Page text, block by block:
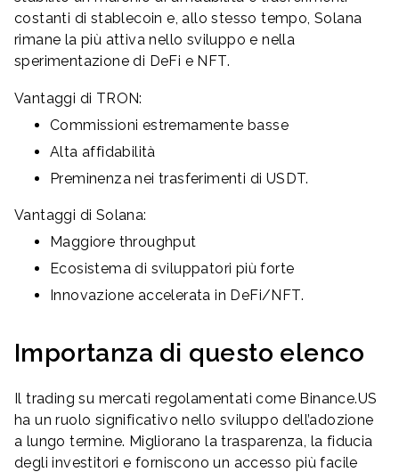
costanti di stablecoin e, allo stesso tempo, Solana
rimane la più attiva nello sviluppo e nella
sperimentazione di DeFi e NFT.
Vantaggi di TRON:
Commissioni estremamente basse
Alta affidabilità
Preminenza nei trasferimenti di USDT.
Vantaggi di Solana:
Maggiore throughput
Ecosistema di sviluppatori più forte
Innovazione accelerata in DeFi/NFT.
Importanza di questo elenco
Il trading su mercati regolamentati come Binance.US
ha un ruolo significativo nello sviluppo dell’adozione
a lungo termine. Migliorano la trasparenza, la fiducia
degli investitori e forniscono un accesso più facile